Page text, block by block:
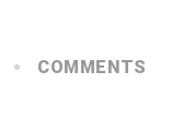
COMMENTS